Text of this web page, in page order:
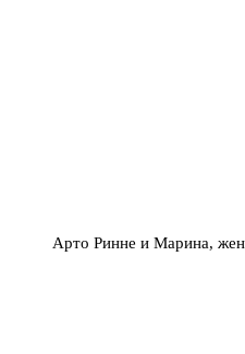
Арто Ринне и Марина,